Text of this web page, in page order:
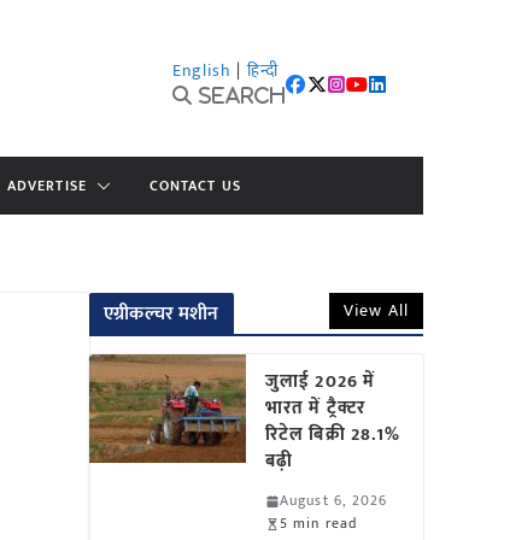
English | हिन्दी
Search
ADVERTISE CONTACT US
एग्रीकल्चर मशीन View All
जुलाई 2026 में
भारत में ट्रैक्टर
रिटेल बिक्री 28.1%
बढ़ी
August 6, 2026
5 min read